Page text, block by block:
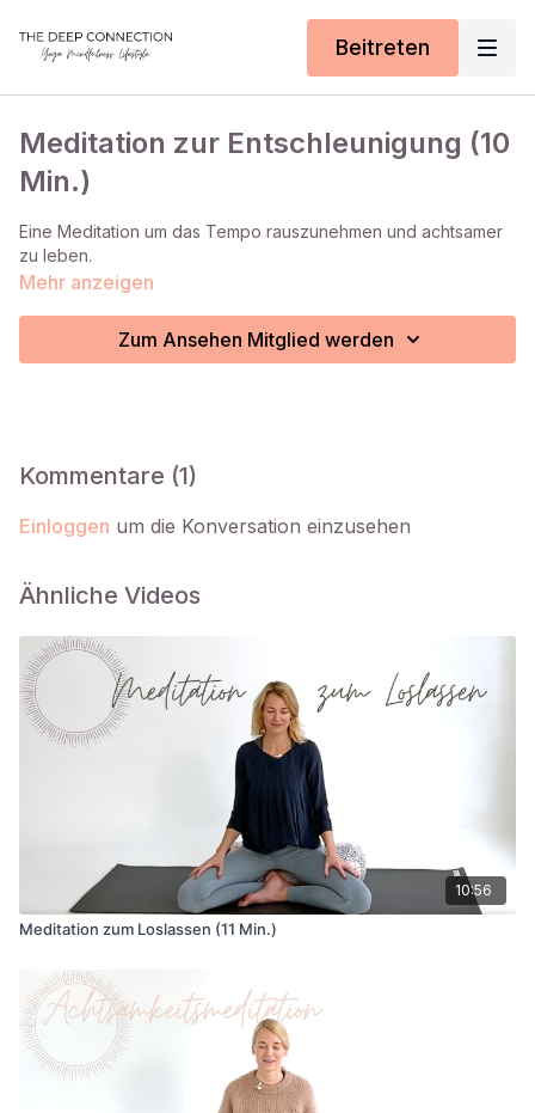
Beitreten
Meditation zur Entschleunigung (10
Min.)
Eine Meditation um das Tempo rauszunehmen und achtsamer
zu leben.
Mehr anzeigen
Zum Ansehen Mitglied werden
Kommentare (1)
Einloggen um die Konversation einzusehen
Ähnliche Videos
10:56
Meditation zum Loslassen (11 Min.)